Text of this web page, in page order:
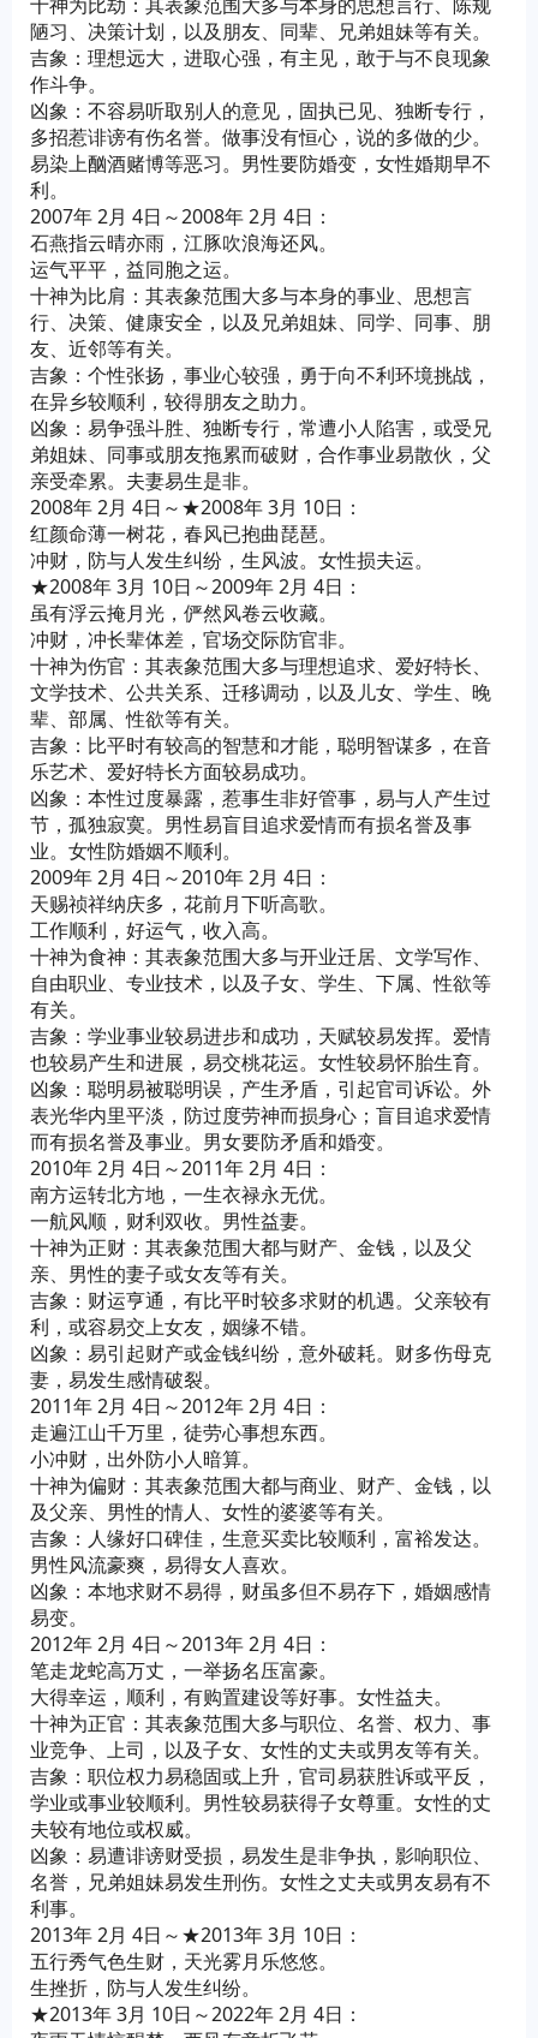
陋习、决策计划，以及朋友、同辈、兄弟姐妹等有关。
吉象：理想远大，进取心强，有主见，敢于与不良现象
作斗争。
凶象：不容易听取别人的意见，固执已见、独断专行，
多招惹诽谤有伤名誉。做事没有恒心，说的多做的少。
易染上酗酒赌博等恶习。男性要防婚变，女性婚期早不
利。
2007年 2月 4日～2008年 2月 4日：
石燕指云晴亦雨，江豚吹浪海还风。
运气平平，益同胞之运。
十神为比肩：其表象范围大多与本身的事业、思想言
行、决策、健康安全，以及兄弟姐妹、同学、同事、朋
友、近邻等有关。
吉象：个性张扬，事业心较强，勇于向不利环境挑战，
在异乡较顺利，较得朋友之助力。
凶象：易争强斗胜、独断专行，常遭小人陷害，或受兄
弟姐妹、同事或朋友拖累而破财，合作事业易散伙，父
亲受牵累。夫妻易生是非。
2008年 2月 4日～★2008年 3月 10日：
红颜命薄一树花，春风已抱曲琵琶。
冲财，防与人发生纠纷，生风波。女性损夫运。
★2008年 3月 10日～2009年 2月 4日：
虽有浮云掩月光，俨然风卷云收藏。
冲财，冲长辈体差，官场交际防官非。
十神为伤官：其表象范围大多与理想追求、爱好特长、
文学技术、公共关系、迁移调动，以及儿女、学生、晚
辈、部属、性欲等有关。
吉象：比平时有较高的智慧和才能，聪明智谋多，在音
乐艺术、爱好特长方面较易成功。
凶象：本性过度暴露，惹事生非好管事，易与人产生过
节，孤独寂寞。男性易盲目追求爱情而有损名誉及事
业。女性防婚姻不顺利。
2009年 2月 4日～2010年 2月 4日：
天赐祯祥纳庆多，花前月下听高歌。
工作顺利，好运气，收入高。
十神为食神：其表象范围大多与开业迁居、文学写作、
自由职业、专业技术，以及子女、学生、下属、性欲等
有关。
吉象：学业事业较易进步和成功，天赋较易发挥。爱情
也较易产生和进展，易交桃花运。女性较易怀胎生育。
凶象：聪明易被聪明误，产生矛盾，引起官司诉讼。外
表光华内里平淡，防过度劳神而损身心；盲目追求爱情
而有损名誉及事业。男女要防矛盾和婚变。
2010年 2月 4日～2011年 2月 4日：
南方运转北方地，一生衣禄永无优。
一航风顺，财利双收。男性益妻。
十神为正财：其表象范围大都与财产、金钱，以及父
亲、男性的妻子或女友等有关。
吉象：财运亨通，有比平时较多求财的机遇。父亲较有
利，或容易交上女友，姻缘不错。
凶象：易引起财产或金钱纠纷，意外破耗。财多伤母克
妻，易发生感情破裂。
2011年 2月 4日～2012年 2月 4日：
走遍江山千万里，徒劳心事想东西。
小冲财，出外防小人暗算。
十神为偏财：其表象范围大都与商业、财产、金钱，以
及父亲、男性的情人、女性的婆婆等有关。
吉象：人缘好口碑佳，生意买卖比较顺利，富裕发达。
男性风流豪爽，易得女人喜欢。
凶象：本地求财不易得，财虽多但不易存下，婚姻感情
易变。
2012年 2月 4日～2013年 2月 4日：
笔走龙蛇高万丈，一举扬名压富豪。
大得幸运，顺利，有购置建设等好事。女性益夫。
十神为正官：其表象范围大多与职位、名誉、权力、事
业竞争、上司，以及子女、女性的丈夫或男友等有关。
吉象：职位权力易稳固或上升，官司易获胜诉或平反，
学业或事业较顺利。男性较易获得子女尊重。女性的丈
夫较有地位或权威。
凶象：易遭诽谤财受损，易发生是非争执，影响职位、
名誉，兄弟姐妹易发生刑伤。女性之丈夫或男友易有不
利事。
2013年 2月 4日～★2013年 3月 10日：
五行秀气色生财，天光雾月乐悠悠。
生挫折，防与人发生纠纷。
★2013年 3月 10日～2022年 2月 4日：